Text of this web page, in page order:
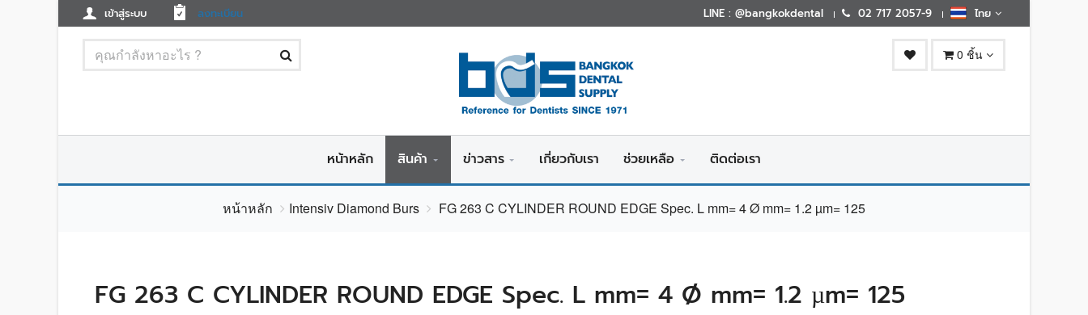
เข้าสู่ระบบ ลงทะเบียน LINE : @bangkokdental 02 717 2057-9 ไทย
0 ชิ้น
หน้าหลัก สินค้า ข่าวสาร เกี่ยวกับเรา ช่วยเหลือ ติดต่อเรา
หน้าหลัก Intensiv Diamond Burs FG 263 C CYLINDER ROUND EDGE Spec. L mm= 4 Ø mm= 1.2 µm= 125
FG 263 C CYLINDER ROUND EDGE Spec. L mm= 4 Ø mm= 1.2 µm= 125